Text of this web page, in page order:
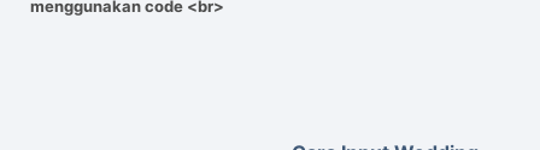
menggunakan code <br>